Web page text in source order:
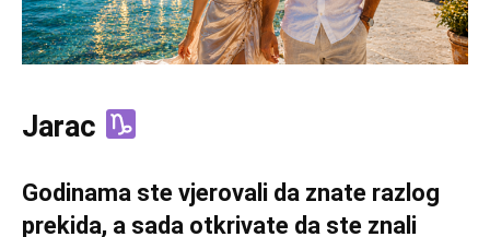
Jarac
Godinama ste vjerovali da znate razlog
prekida, a sada otkrivate da ste znali